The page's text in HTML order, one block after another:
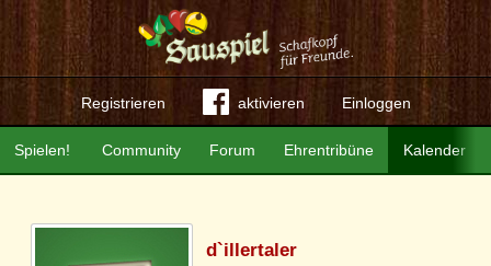
Registrieren aktivieren Einloggen
Community Forum Ehrentribüne Kalender
Spielen!
d`illertaler